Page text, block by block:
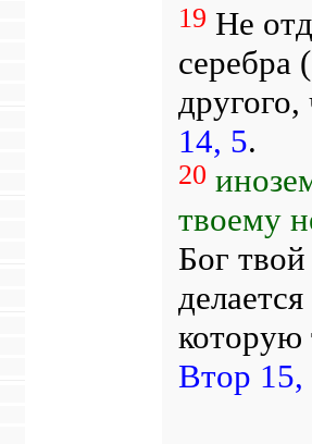
19 Не
серебра (
14, 5.
20
твоему
Бог
которую
Втор 15,